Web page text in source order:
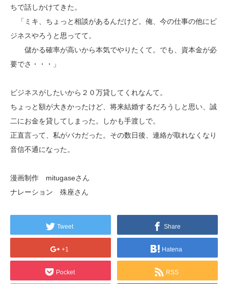
ちで話しかけてきた。
「ミキ、ちょっと相談があるんだけど。俺、今の仕事の他にビ
ジネスやろうと思ってて。
儲かる確率が高いから本気でやりたくて。でも、資本金が必
要でさ・・・」
ビジネスがしたいから２０万貸してくれなんて。
ちょっと額が大きかったけど、将来結婚するだろうしと思い、誠
二にお金を貸してしまった。しかも手渡しで。
正直言って、私がバカだった。その数日後、連絡が取れなくなり
音信不通になった。
漫画制作 mitugaseさん
ナレーション 殊座さん
Tweet Share
+1 Hatena
Pocket RSS